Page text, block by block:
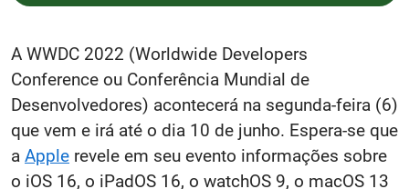
A WWDC 2022 (Worldwide Developers
Conference ou Conferência Mundial de
Desenvolvedores) acontecerá na segunda-feira (6)
que vem e irá até o dia 10 de junho. Espera-se que
a Apple revele em seu evento informações sobre
o iOS 16, o iPadOS 16, o watchOS 9, o macOS 13